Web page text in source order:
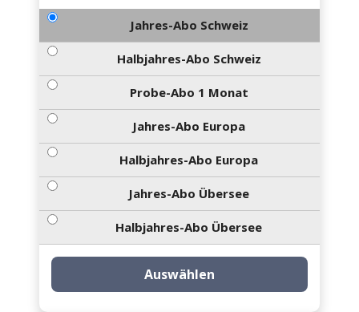
Jahres-Abo Schweiz
Halbjahres-Abo Schweiz
Probe-Abo 1 Monat
Jahres-Abo Europa
Halbjahres-Abo Europa
Jahres-Abo Übersee
Halbjahres-Abo Übersee
Auswählen